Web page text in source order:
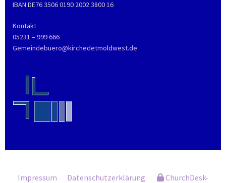
IBAN DE76 3506 0190 2002 3800 16
Kontakt
05231 – 999 666
Gemeindebuero@kirchedetmoldwest.de
Impressum Datenschutzerklärung ChurchDesk-